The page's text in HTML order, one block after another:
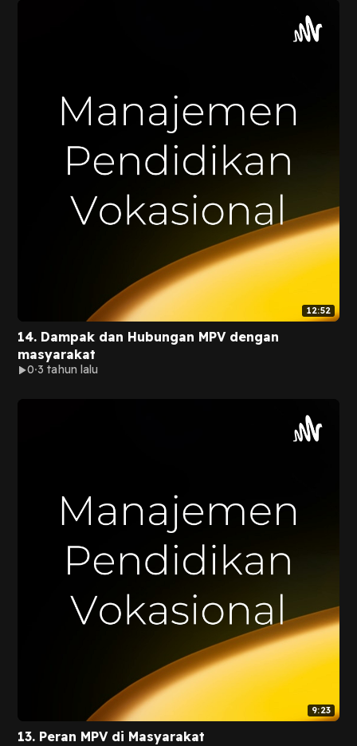
12:52
14. Dampak dan Hubungan MPV dengan
masyarakat
0 3 tahun lalu
9:23
13. Peran MPV di Masyarakat